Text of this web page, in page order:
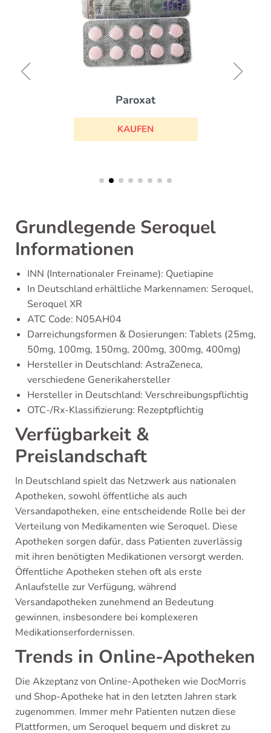
Paroxat
KAUFEN
Grundlegende Seroquel
Informationen
INN (Internationaler Freiname): Quetiapine
In Deutschland erhältliche Markennamen: Seroquel,
Seroquel XR
ATC Code: N05AH04
Darreichungsformen & Dosierungen: Tablets (25mg,
50mg, 100mg, 150mg, 200mg, 300mg, 400mg)
Hersteller in Deutschland: AstraZeneca,
verschiedene Generikahersteller
Hersteller in Deutschland: Verschreibungspflichtig
OTC-/Rx-Klassifizierung: Rezeptpflichtig
Verfügbarkeit &
Preislandschaft
In Deutschland spielt das Netzwerk aus nationalen
Apotheken, sowohl öffentliche als auch
Versandapotheken, eine entscheidende Rolle bei der
Verteilung von Medikamenten wie Seroquel. Diese
Apotheken sorgen dafür, dass Patienten zuverlässig
mit ihren benötigten Medikationen versorgt werden.
Öffentliche Apotheken stehen oft als erste
Anlaufstelle zur Verfügung, während
Versandapotheken zunehmend an Bedeutung
gewinnen, insbesondere bei komplexeren
Medikationserfordernissen.
Trends in Online-Apotheken
Die Akzeptanz von Online-Apotheken wie DocMorris
und Shop-Apotheke hat in den letzten Jahren stark
zugenommen. Immer mehr Patienten nutzen diese
Plattformen, um Seroquel bequem und diskret zu